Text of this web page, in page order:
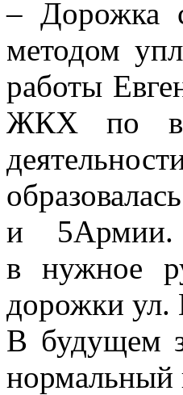
– Дорожка
методом
работы
ЖКХ по
и 5Армии.
в нужное
дорожки
В будущем
нормальный